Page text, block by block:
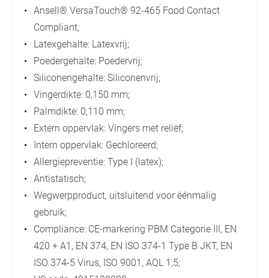
Ansell® VersaTouch® 92-465 Food Contact
Compliant;
Latexgehalte: Latexvrij;
Poedergehalte: Poedervrij;
Siliconengehalte: Siliconenvrij;
Vingerdikte: 0,150 mm;
Palmdikte: 0,110 mm;
Extern oppervlak: Vingers met reliëf;
Intern oppervlak: Gechloreerd;
Allergiepreventie: Type I (latex);
Antistatisch;
Wegwerpproduct, uitsluitend voor éénmalig
gebruik;
Compliance: CE-markering PBM Categorie III, EN
420 + A1, EN 374, EN ISO 374-1 Type B JKT, EN
ISO 374-5 Virus, ISO 9001, AQL 1,5;